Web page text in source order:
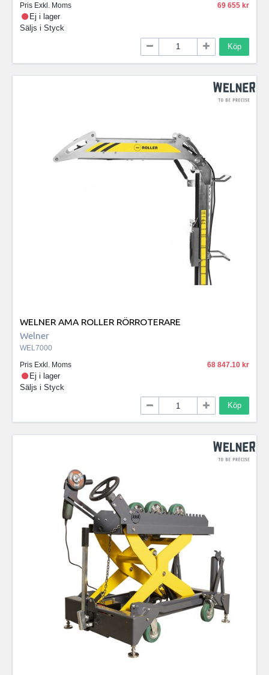
Pris Exkl. Moms 69 655
Ej i lager
Säljs i Styck
Köp
WELNER AMA ROLLER RÖRROTERARE
Welner
WEL7000
Pris Exkl. Moms
68 847.10
Ej i lager
Säljs i Styck
Köp